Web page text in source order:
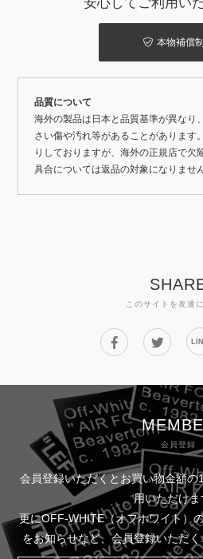
本物補償
品質について
海外の製品は日本と品質基準が異なり
さい傷や汚れ等があることがあります
りしておりますが、海外の正規店で欠
具合については返品の対象になりませ
このサイトを友達
会員登録
会員登録いただくとお買い物金額の
用いただけま
更にOFF-WHITE（オフホワイト）
をお知らせなど、会員登録いただく